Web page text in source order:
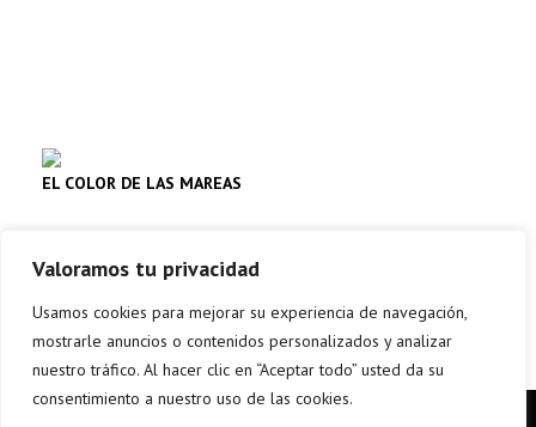
Valoramos tu privacidad
Usamos cookies para mejorar su experiencia de navegación,
mostrarle anuncios o contenidos personalizados y analizar
nuestro tráfico. Al hacer clic en “Aceptar todo” usted da su
consentimiento a nuestro uso de las cookies.
EL COLOR DE LAS MAREAS
Narrativa